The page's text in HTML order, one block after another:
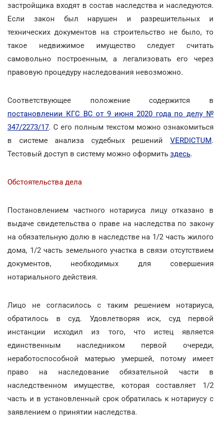
застройщика входят в состав наследства и наследуются.
Если закон был нарушен и разрешительных и
технических документов на строительство не было, то
такое недвижимое имущество следует считать
самовольно построенным, а легализовать его через
правовую процедуру наследования невозможно.
Соответствующее положение содержится в
постановлении КГС ВС от 9 июня 2020 года по делу №
347/2273/17. С его полным текстом можно ознакомиться
в системе анализа судебных решений VERDICTUM.
Тестовый доступ в систему можно оформить здесь.
Обстоятельства дела
Постановлением частного нотариуса лицу отказано в
выдаче свидетельства о праве на наследства по закону
на обязательную долю в наследстве на 1/2 часть жилого
дома, 1/2 часть земельного участка в связи отсутствием
документов, необходимых для совершения
нотариального действия.
Лицо не согласилось с таким решением нотариуса,
обратилось в суд. Удовлетворяя иск, суд первой
инстанции исходил из того, что истец является
единственным наследником первой очереди,
неработоспособной матерью умершей, потому имеет
право на наследование обязательной части в
наследственном имуществе, которая составляет 1/2
часть и в установленный срок обратилась к нотариусу с
заявлением о принятии наследства.